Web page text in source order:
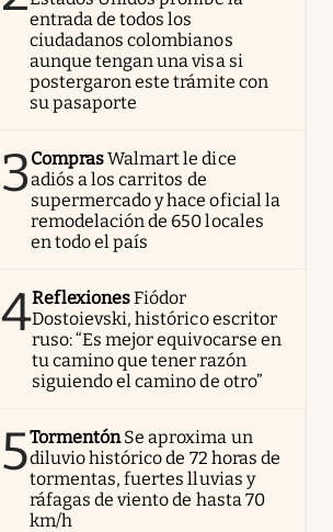
entrada de todos los
ciudadanos colombianos
aunque tengan una visa si
postergaron este trámite con
su pasaporte
3ComprasWalmart le dice
adiós a los carritos de
supermercado y hace oficial la
remodelación de 650 locales
en todo el país
4ReflexionesFiódor
Dostoievski, histórico escritor
ruso: “Es mejor equivocarse en
tu camino que tener razón
siguiendo el camino de otro”
5TormentónSe aproxima un
diluvio histórico de 72 horas de
tormentas, fuertes lluvias y
ráfagas de viento de hasta 70
km/h